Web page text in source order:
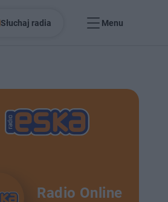
Słuchaj radia Menu
Radio Online